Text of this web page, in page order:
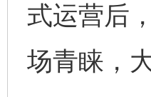
式运营后
场青睐，